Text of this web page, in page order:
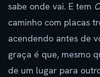
sabe onde vai. E tem
caminho com placas
acendendo antes de
graça é que, mesmo
de um lugar para